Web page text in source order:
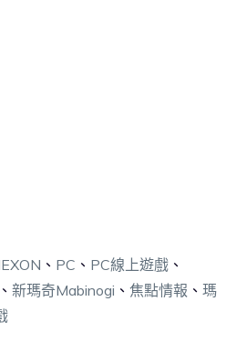
、 PC 、 PC線上遊戲、
、 新瑪奇Mabinogi 、 焦點情報 、 瑪